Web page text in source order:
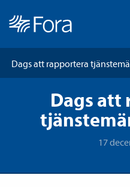
Dags att
17